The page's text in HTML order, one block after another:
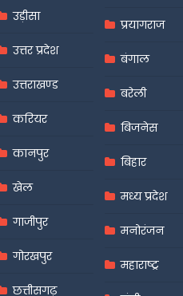
उड़ीसा
उत्तर प्रदेश
उत्तराखण्ड
करियर
कानपुर
खेल
गाजीपुर
गोरखपुर
छत्तीसगढ़
प्रयागराज
बंगाल
बरेली
बिजनेस
बिहार
मध्य प्रदेश
मनोरंजन
महाराष्ट्र